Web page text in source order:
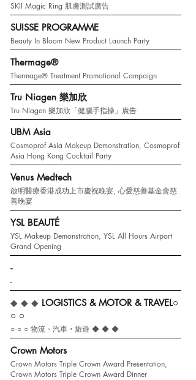
SKII Magic Ring 肌膚測試廣告
SUISSE PROGRAMME
Beauty In Bloom New Product Launch Party
Thermage®
Thermage® Treatment Promotional Campaign
Tru Niagen 樂加欣
Tru Niagen 樂加欣「健腦手指操」廣告
UBM Asia
Cosmoprof Asia Makeup Demonstration, Cosmoprof
Asia Hong Kong Cocktail Party
Venus Medtech
啟明醫療香港成功上市慶祝晚宴, 心愛慈善基金會慈
善晚宴
YSL BEAUTÉ
YSL Makeup Demonstration, YSL All Hours Airport
Grand Opening
-
-
◆ ◆ ◆ LOGISTICS & MOTOR & TRAVEL○
○ ○
○ ○ ○ 物流・ 汽車 ・ 旅遊 ◆ ◆ ◆
Crown Motors
Crown Motors Triple Crown Award Presentation,
Crown Motors Triple Crown Award Dinner